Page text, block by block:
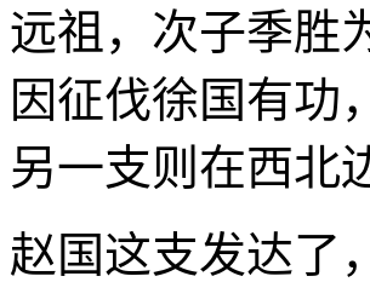
远祖，次子季胜
因征伐徐国有功
另一支则在西北
赵国这支发达了